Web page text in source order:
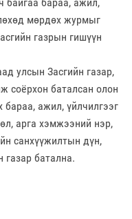
мөрдөх журмыг
газрын гишүүн
улсын Засгийн газар,
соёрхон баталсан олон
бараа, ажил, үйлчилгээг
арга хэмжээний нэр,
санхүүжилтын дүн,
газар батална.